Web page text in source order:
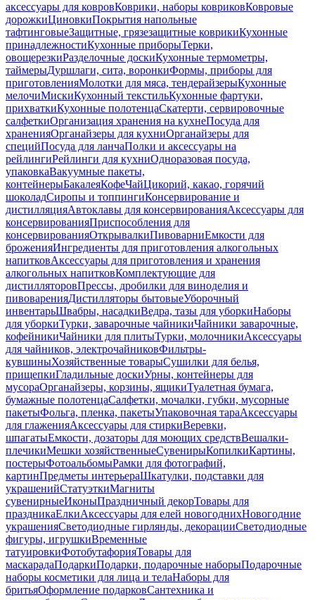
аксессуары для ковровКоврики, наборы ковриковКовровые
дорожкиЦиновкиПокрытия напольные
тафтинговыеЗащитные, грязезащитные коврикиКухонные
принадлежностиКухонные приборыТерки,
овощерезкиРазделочные доскиКухонные термометры,
таймерыДуршлаги, сита, воронкиФормы, приборы для
приготовленияМолотки для мяса, тендерайзерыКухонные
мелочиМискиКухонный текстильКухонные фартуки,
прихваткиКухонные полотенцаСкатерти, сервировочные
салфеткиОрганизация хранения на кухнеПосуда для
храненияОрганайзеры для кухниОрганайзеры для
специйПосуда для ланчаПолки и аксессуары на
рейлингиРейлинги для кухниОдноразовая посуда,
упаковкаВакуумные пакеты,
контейнерыБакалеяКофеЧайЦикорий, какао, горячий
шоколадСиропы и топпингиКонсервирование и
дистилляцияАвтоклавы для консервированияАксессуары для
консервированияПриспособления для
консервированияОткрывалкиПивоварниЕмкости для
броженияИнгредиенты для приготовления алкогольных
напитковАксессуары для приготовления и хранения
алкогольных напитковКомплектующие для
дистилляторовПрессы, дробилки для виноделия и
пивоваренияДистилляторы бытовыеУборочный
инвентарьШвабры, насадкиВедра, тазы для уборкиНаборы
для уборкиТурки, заварочные чайникиЧайники заварочные,
кофейникиЧайники для плитыТурки, молочникиАксессуары
для чайников, электрочайниковФильтры-
кувшиныХозяйственные товарыСушилки для белья,
прищепкиГладильные доскиУрны, контейнеры для
мусораОрганайзеры, корзины, ящикиТуалетная бумага,
бумажные полотенцаСалфетки, мочалки, губки, мусорные
пакетыФольга, пленка, пакетыУпаковочная тараАксессуары
для глаженияАксессуары для стиркиВеревки,
шпагатыЕмкости, дозаторы для моющих средствВешалки-
плечикиМешки хозяйственныеСувенирыКопилкиКартины,
постерыФотоальбомыРамки для фотографий,
картинПредметы интерьераШкатулки, подставки для
украшенийСтатуэткиМагниты
сувенирныеИконыПраздничный декорТовары для
праздникаЕлкиАксессуары для елей новогоднихНовогодние
украшенияСветодиодные гирлянды, декорацииСветодиодные
фигуры, игрушкиВременные
татуировкиФотобутафорияТовары для
маскарадаПодаркиПодарки, подарочные наборыПодарочные
наборы косметики для лица и телаНаборы для
бритьяОформление подарковСантехника и